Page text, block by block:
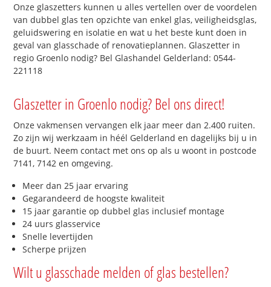
Onze glaszetters kunnen u alles vertellen over de voordelen
van dubbel glas ten opzichte van enkel glas, veiligheidsglas,
geluidswering en isolatie en wat u het beste kunt doen in
geval van glasschade of renovatieplannen. Glaszetter in
regio Groenlo nodig? Bel Glashandel Gelderland: 0544-
221118
Glaszetter in Groenlo nodig? Bel ons direct!
Onze vakmensen vervangen elk jaar meer dan 2.400 ruiten.
Zo zijn wij werkzaam in héél Gelderland en dagelijks bij u in
de buurt. Neem contact met ons op als u woont in postcode
7141, 7142 en omgeving.
Meer dan 25 jaar ervaring
Gegarandeerd de hoogste kwaliteit
15 jaar garantie op dubbel glas inclusief montage
24 uurs glasservice
Snelle levertijden
Scherpe prijzen
Wilt u glasschade melden of glas bestellen?